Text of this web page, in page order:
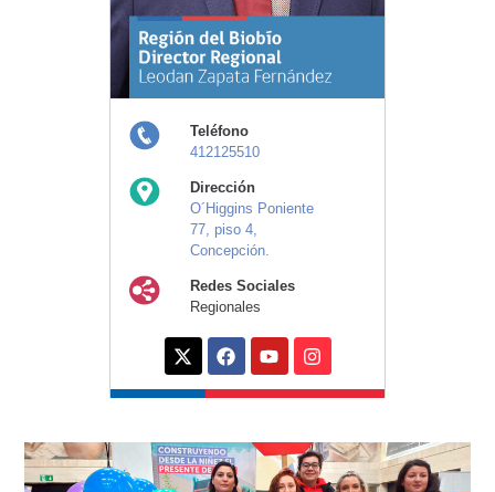
Teléfono
412125510
Dirección
O´Higgins Poniente
77, piso 4,
Concepción.
Redes Sociales
Regionales